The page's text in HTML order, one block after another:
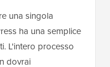
una singola
ha una semplice
L'intero processo
dovrai